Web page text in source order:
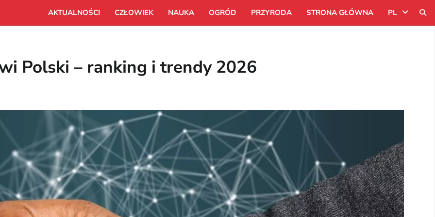
AKTUALNOŚCI CZŁOWIEK NAUKA OGRÓD PRZYRODA STRONA GŁÓWNA PL
Polski – ranking i trendy 2026